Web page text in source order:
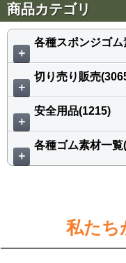
商品カテゴリ
＋
各種スポンジゴ
＋
切り売り販売
＋
安全用品(1215)
＋
各種ゴム素材一覧
私たち